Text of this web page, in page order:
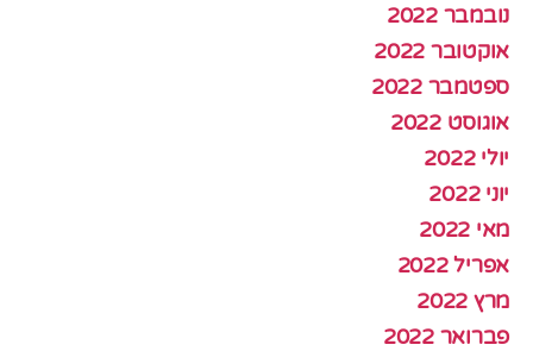
נובמבר 2022
אוקטובר 2022
ספטמבר 2022
אוגוסט 2022
יולי 2022
יוני 2022
מאי 2022
אפריל 2022
מרץ 2022
פברואר 2022